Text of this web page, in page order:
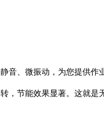
静音、微振动，为您提供作
转，节能效果显著。这就是